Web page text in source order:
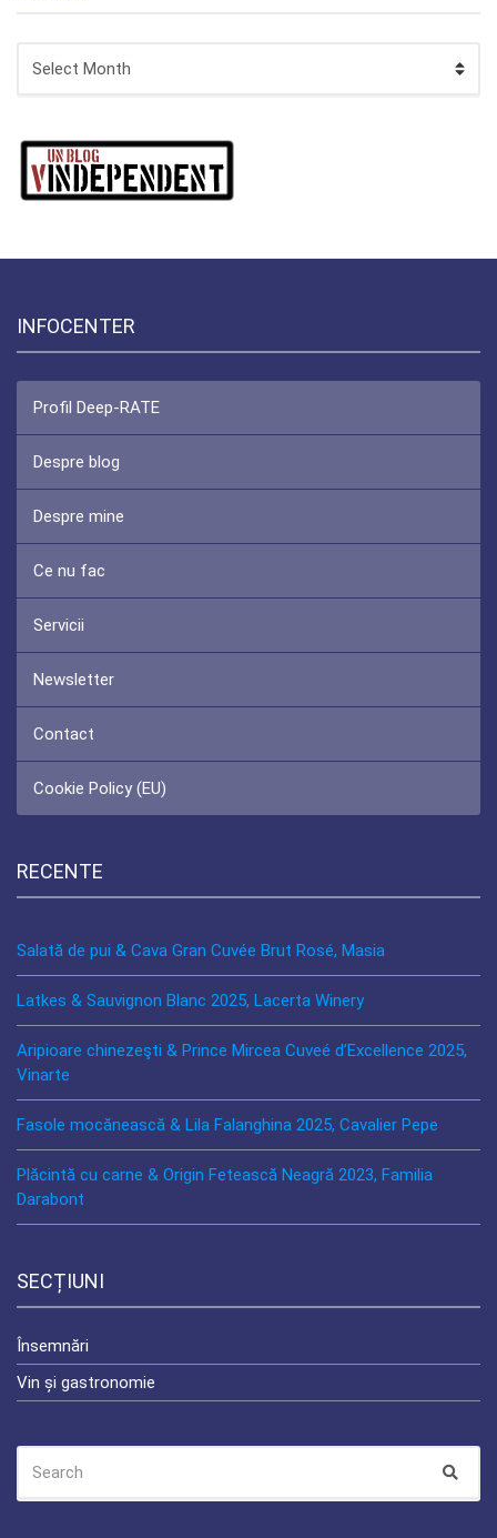
INFOCENTER
Profil Deep-RATE
Despre blog
Despre mine
Ce nu fac
Servicii
Newsletter
Contact
Cookie Policy (EU)
RECENTE
Salată de pui & Cava Gran Cuvée Brut Rosé, Masia
Latkes & Sauvignon Blanc 2025, Lacerta Winery
Aripioare chinezeşti & Prince Mircea Cuveé d’Excellence 2025,
Vinarte
Fasole mocănească & Lila Falanghina 2025, Cavalier Pepe
Plăcintă cu carne & Origin Fetească Neagră 2023, Familia
Darabont
SECȚIUNI
Însemnări
Vin și gastronomie
FOR: